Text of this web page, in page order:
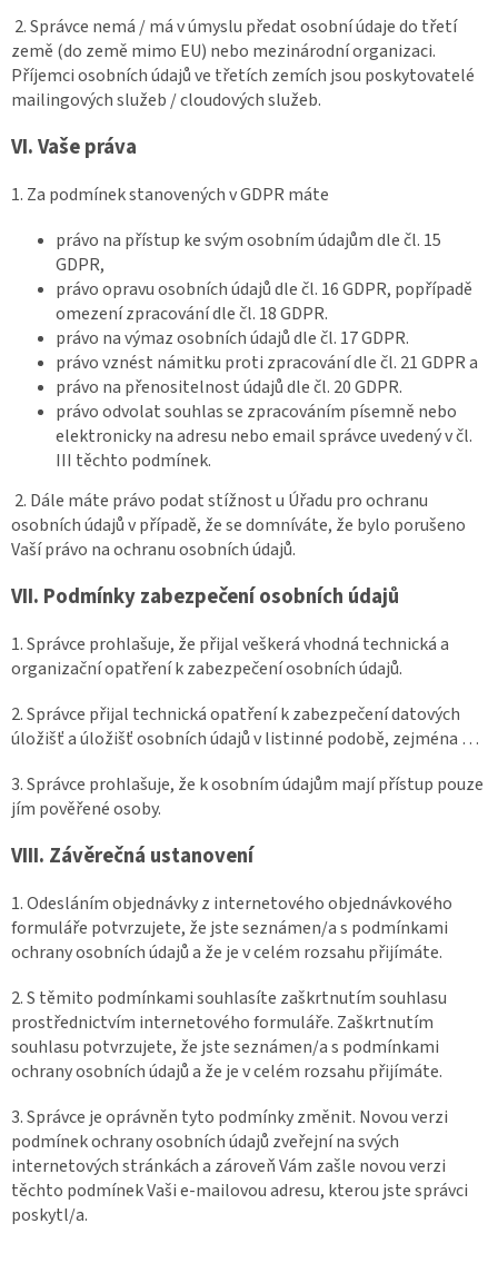
2. Správce nemá / má v úmyslu předat osobní údaje do třetí
země (do země mimo EU) nebo mezinárodní organizaci.
Příjemci osobních údajů ve třetích zemích jsou poskytovatelé
mailingových služeb / cloudových služeb.
VI.Vaše práva
1. Za podmínek stanovených v GDPR máte
právo na přístup ke svým osobním údajům dle čl. 15
GDPR,
právo opravu osobních údajů dle čl. 16 GDPR, popřípadě
omezení zpracování dle čl. 18 GDPR.
právo na výmaz osobních údajů dle čl. 17 GDPR.
právo vznést námitku proti zpracování dle čl. 21 GDPR a
právo na přenositelnost údajů dle čl. 20 GDPR.
právo odvolat souhlas se zpracováním písemně nebo
elektronicky na adresu nebo email správce uvedený v čl.
III těchto podmínek.
2. Dále máte právo podat stížnost u Úřadu pro ochranu
osobních údajů v případě, že se domníváte, že bylo porušeno
Vaší právo na ochranu osobních údajů.
VII. Podmínky zabezpečení osobních údajů
1. Správce prohlašuje, že přijal veškerá vhodná technická a
organizační opatření k zabezpečení osobních údajů.
2. Správce přijal technická opatření k zabezpečení datových
úložišť a úložišť osobních údajů v listinné podobě, zejména …
3. Správce prohlašuje, že k osobním údajům mají přístup pouze
jím pověřené osoby.
VIII. Závěrečná ustanovení
1. Odesláním objednávky z internetového objednávkového
formuláře potvrzujete, že jste seznámen/a s podmínkami
ochrany osobních údajů a že je v celém rozsahu přijímáte.
2. S těmito podmínkami souhlasíte zaškrtnutím souhlasu
prostřednictvím internetového formuláře. Zaškrtnutím
souhlasu potvrzujete, že jste seznámen/a s podmínkami
ochrany osobních údajů a že je v celém rozsahu přijímáte.
3. Správce je oprávněn tyto podmínky změnit. Novou verzi
podmínek ochrany osobních údajů zveřejní na svých
internetových stránkách a zároveň Vám zašle novou verzi
těchto podmínek Vaši e-mailovou adresu, kterou jste správci
poskytl/a.